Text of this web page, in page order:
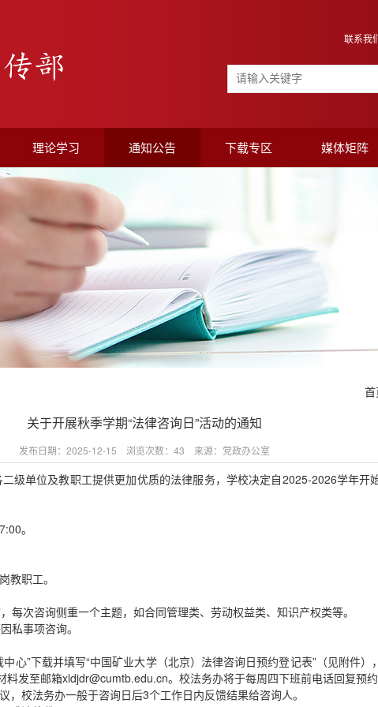
联系我们
理论学习 通知公告 下载专区 媒体矩阵
首
关于开展秋季学期“法律咨询日”活动的通知
发布日期：2025-12-15 浏览次数： 43 来源：党政办公室
级单位及教职工提供更加优质的法律服务，学校决定自2025-2026学年开
。
教职工。
每次咨询侧重一个主题，如合同管理类、劳动权益类、知识产权类等。
私事项咨询。
心”下载并填写“中国矿业大学（北京）法律咨询日预约登记表”（见附件
发至邮箱xldjdr@cumtb.edu.cn。校法务办将于每周四下班前电话回复预约
，校法务办一般于咨询日后3个工作日内反馈结果给咨询人。